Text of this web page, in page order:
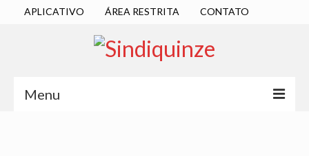
APLICATIVO ÁREA RESTRITA CONTATO
Menu